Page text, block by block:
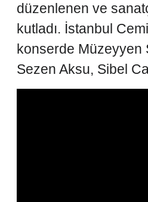
düzenlenen ve
kutladı. İstanbul
konserde Müzeyyen
Sezen Aksu, Sibel